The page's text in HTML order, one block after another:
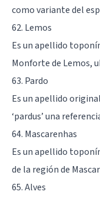
como variante del
62. Lemos
Es un apellido
Monforte de Lemos,
63. Pardo
Es un apellido
‘pardus’ una
64. Mascarenhas
Es un apellido
de la región de
65. Alves